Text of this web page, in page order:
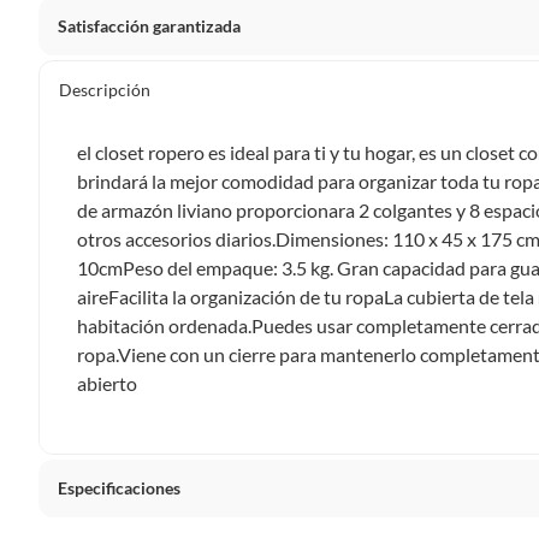
Satisfacción garantizada
Debe estar en perfecto estado, con todas sus etiquetas,
Productos que, por su naturaleza, no puedan ser devueltos,
Confeccionados a la medida.
De uso personal.
En sodimac.cl te damos30 días desde que recibes el
etiquetas y sin uso, tal como te lo entregamos.
Productos digitales que se entregan a través de una
programas para el computador.
Alimentos, bebidas, medicamentos, suplementos alimenticios,
Descripción
el closet ropero es ideal para ti y tu hogar, es un closet
brindará la mejor comodidad para organizar toda tu
de armazón liviano proporcionara 2 colgantes y 8
otros accesorios diarios.Dimensiones: 110 x 45 x 175
10cmPeso del empaque: 3.5 kg. Gran capacidad para
aireFacilita la organización de tu ropaLa cubierta de
habitación ordenada.Puedes usar completamente
ropa.Viene con un cierre para mantenerlo
abierto
Especificaciones